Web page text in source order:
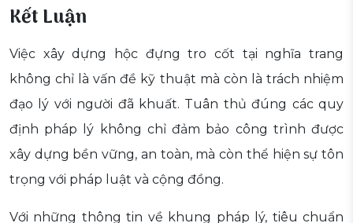
Kết Luận
Việc xây dựng hộc đựng tro cốt tại nghĩa trang
không chỉ là vấn đề kỹ thuật mà còn là trách nhiệm
đạo lý với người đã khuất. Tuân thủ đúng các quy
định pháp lý không chỉ đảm bảo công trình được
xây dựng bền vững, an toàn, mà còn thể hiện sự tôn
trọng với pháp luật và cộng đồng.
Với những thông tin về khung pháp lý, tiêu chuẩn